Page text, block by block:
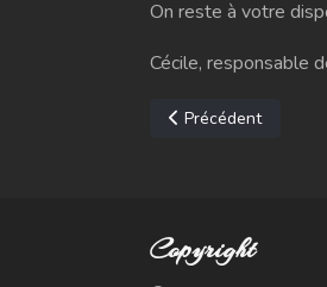
On reste à votre
Cécile, responsable
Article précédent :
Précédent
Copyright